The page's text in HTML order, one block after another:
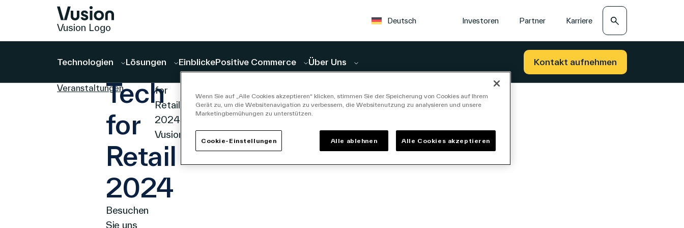
Vusion Logo
Deutsch Investoren Partner Karriere Suche
Technologien Lösungen EinblickePositive Commerce Über Uns
Kontakt aufnehmen
VeranstaltungenTech
for
Retail
2024
Besuchen
Sie uns
Wenn Sie auf „Alle Cookies akzeptieren“ klicken, stimmen Sie der Speicherung von Cookies auf Ihrem
Gerät zu, um die Websitenavigation zu verbessern, die Websitenutzung zu analysieren und unsere
Marketingbemühungen zu unterstützen.
Alle ablehnen Alle Cookies akzeptieren
Cookie-Einstellungen